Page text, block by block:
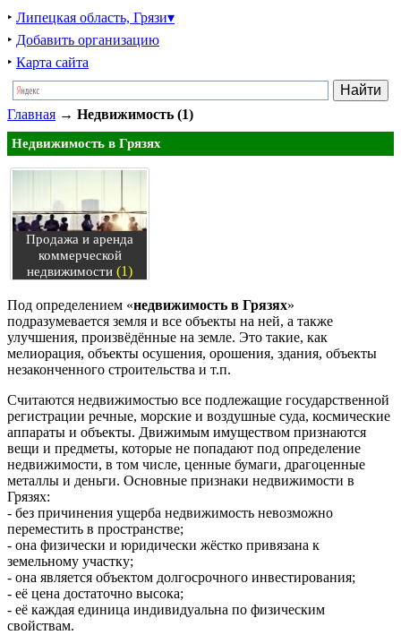
‣ Липецкая область, Грязи▾
‣ Добавить организацию
‣ Карта сайта
Главная → Недвижимость (1)
Недвижимость в Грязях
Продажа и аренда
коммерческой
недвижимости (1)
Под определением «недвижимость в Грязях»
подразумевается земля и все объекты на ней, а также
улучшения, произвёдённые на земле. Это такие, как
мелиорация, объекты осушения, орошения, здания, объекты
незаконченного строительства и т.п.
Считаются недвижимостью все подлежащие государственной
регистрации речные, морские и воздушные суда, космические
аппараты и объекты. Движимым имуществом признаются
вещи и предметы, которые не попадают под определение
недвижимости, в том числе, ценные бумаги, драгоценные
металлы и деньги. Основные признаки недвижимости в
Грязях:
- без причинения ущерба недвижимость невозможно
переместить в пространстве;
- она физически и юридически жёстко привязана к
земельному участку;
- она является объектом долгосрочного инвестирования;
- её цена достаточно высока;
- её каждая единица индивидуальна по физическим
свойствам.